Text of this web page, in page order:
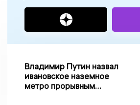
Владимир Путин назвал
ивановское наземное
метро прорывным